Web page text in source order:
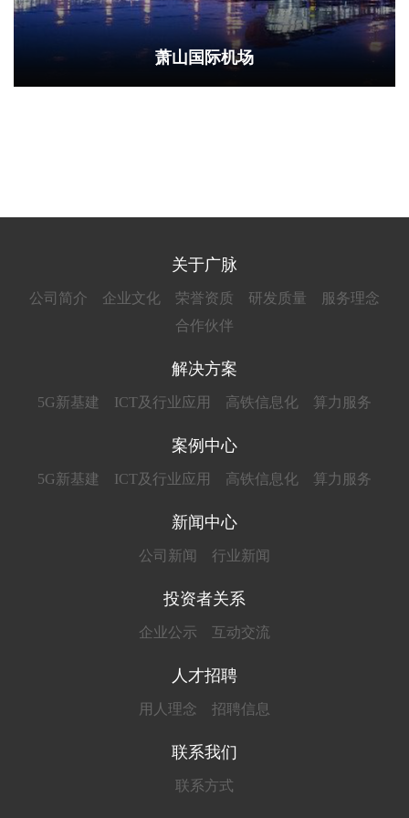
萧山国际机场
关于广脉
公司简介 企业文化 荣誉资质 研发质量
服务理念
合作伙伴
解决方案
5G新基建 ICT及行业应用 高铁信息化 算力服务
案例中心
5G新基建 ICT及行业应用 高铁信息化 算力服务
新闻中心
公司新闻 行业新闻
投资者关系
企业公示 互动交流
人才招聘
用人理念 招聘信息
联系我们
联系方式